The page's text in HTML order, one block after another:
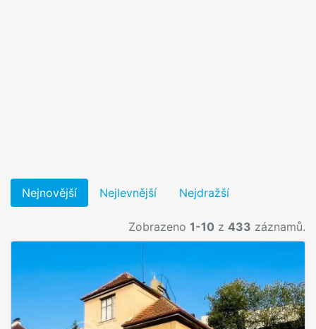
Nejnovější Nejlevnější Nejdražší
Zobrazeno 1-10 z 433 záznamů.